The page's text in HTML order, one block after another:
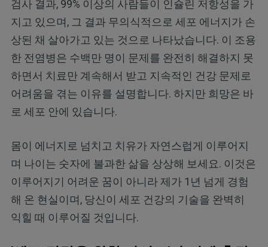
검사 결과, 99% 이상의 사람들이 인슐린 저항성을 가
지고 있으며, 그 결과 무의식적으로 세포 에너지가 손
상된 채 살아가고 있는 것으로 나타났습니다. 이 조용
한 전염병은 수백만 명이 문제를 완전히 해결하지 못
하면서 치료만 계속해서 받고 지속적인 건강 문제로
어려움을 겪는 이유를 설명합니다. 하지만 희망은 바
로 세포 안에 있습니다.
몸이 에너지로 넘치고 치유가 자연스럽게 이루어지
며 나이는 숫자에 불과한 삶을 상상해 보세요. 이것은
이루어지기 어려운 꿈이 아니라 제가 1년 넘게 경험
해 온 현실이며, 당신이 세포 건강의 기술을 완벽히
익힐 때 이루어질 것입니다.